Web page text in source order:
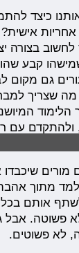
כיצד
אישית?
בצורה
קבע
גם מקום
שצריך
הלימוד
עם
מורים שיכבדו
מתוך
אותם בכל
פשוטה. אבל
לא פשוטים.